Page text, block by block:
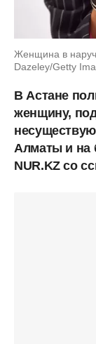
Женщина в
Dazeley/Getty
В Астане
женщину,
Алматы и на
NUR.KZ со